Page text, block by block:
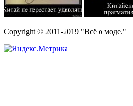
Copyright © 2011-2019 "Всё о моде."